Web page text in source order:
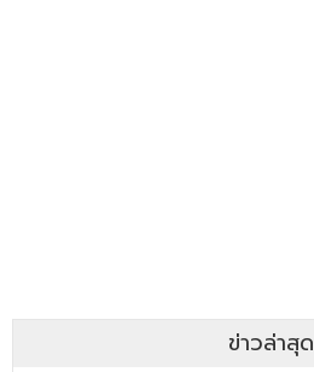
ข่าวล่าสุด